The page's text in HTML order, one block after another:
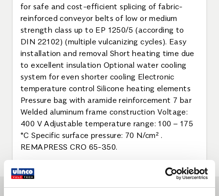
for safe and cost-efficient splicing of fabric-
reinforced conveyor belts of low or medium
strength class up to EP 1250/5 (according to
DIN 22102) (multiple vulcanizing cycles). Easy
installation and removal Short heating time due
to excellent insulation Optional water cooling
system for even shorter cooling Electronic
temperature control Silicone heating elements
Pressure bag with aramide reinforcement 7 bar
Welded aluminum frame construction Voltage:
400 V Adjustable temperature range: 100 – 175
°C Specific surface pressure: 70 N/cm² .
REMAPRESS CRO 65-350.